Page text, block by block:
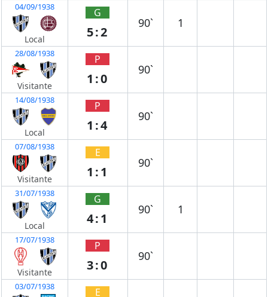
04/09/1938
Local
G
5:2
90` 1
28/08/1938
Visitante
P
1:0
90`
14/08/1938
Local
P
1:4
90`
07/08/1938
Visitante
E
1:1
90`
31/07/1938
Local
G
4:1
90` 1
17/07/1938
Visitante
P
3:0
90`
03/07/1938 E